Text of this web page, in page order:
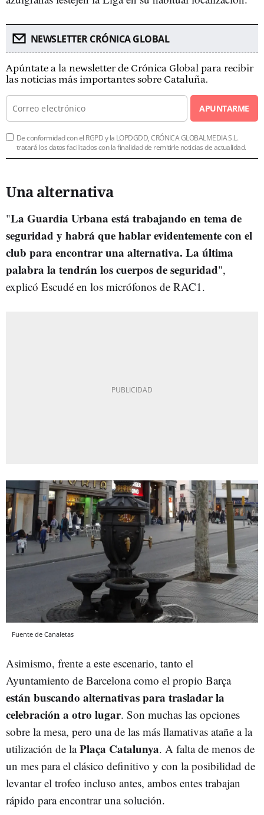
NEWSLETTER CRÓNICA GLOBAL
Apúntate a la newsletter de Crónica Global para recibir
las noticias más importantes sobre Cataluña.
APUNTARME
De conformidad con el RGPD y la LOPDGDD, CRÓNICA GLOBALMEDIA S.L.
tratará los datos facilitados con la finalidad de remitirle noticias de actualidad.
Una alternativa
"La Guardia Urbana está trabajando en tema de
seguridad y habrá que hablar evidentemente con el
club para encontrar una alternativa. La última
palabra la tendrán los cuerpos de seguridad",
explicó Escudé en los micrófonos de RAC1.
Fuente de Canaletas
Asimismo, frente a este escenario, tanto el
Ayuntamiento de Barcelona como el propio Barça
están buscando alternativas para trasladar la
celebración a otro lugar. Son muchas las opciones
sobre la mesa, pero una de las más llamativas atañe a la
utilización de laPlaça Catalunya. A falta de menos de
un mes para el clásico definitivo y con la posibilidad de
levantar el trofeo incluso antes, ambos entes trabajan
rápido para encontrar una solución.